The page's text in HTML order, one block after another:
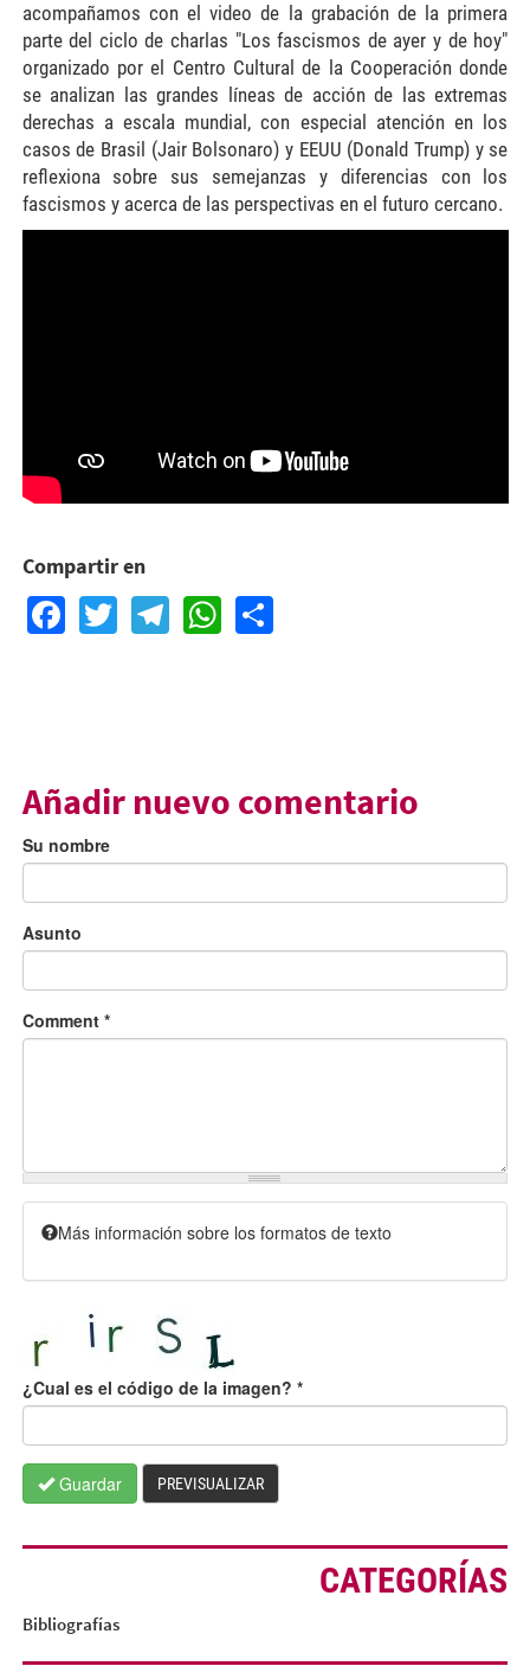
acompañamos con el video de la grabación de la primera
parte del ciclo de charlas "Los fascismos de ayer y de hoy"
organizado por el Centro Cultural de la Cooperación donde
se analizan las grandes líneas de acción de las extremas
derechas a escala mundial, con especial atención en los
casos de Brasil (Jair Bolsonaro) y EEUU (Donald Trump) y se
reflexiona sobre sus semejanzas y diferencias con los
fascismos y acerca de las perspectivas en el futuro cercano.
Compartir en
Facebook
TwitterTelegram
WhatsApp
Share
Añadir nuevo comentario
Su nombre
Asunto
Comment *
Más información sobre los formatos de texto
¿Cual es el código de la imagen? *
Guardar PREVISUALIZAR
CATEGORÍAS
Bibliografías